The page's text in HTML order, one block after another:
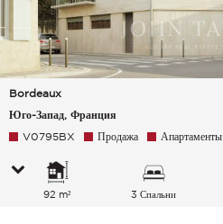
Bordeaux
Юго-Запад, Франция
V0795BX Продажа Апартаменты
92 m² 3 Спальни